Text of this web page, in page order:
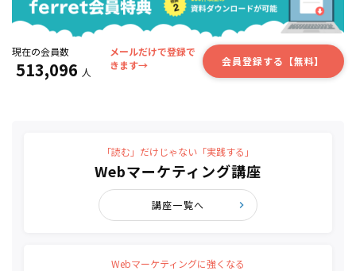
現在の会員数
513,096 人
メールだけで登録で
きます→
会員登録する【無料】
「読む」だけじゃない「実践する」
Webマーケティング講座
講座一覧へ
Webマーケティングに強くなる